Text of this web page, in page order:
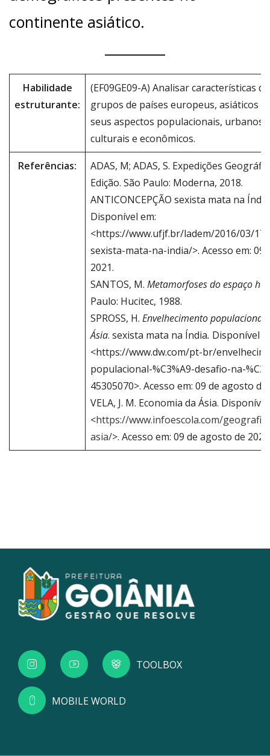
continente asiático.
Habilidade
estruturante:
(EF09GE09-A) Analisar características
grupos de países europeus, asiáticos e
seus aspectos populacionais, urbanos,
culturais e econômicos.
Referências:
ADAS, M; ADAS, S. Expedições
Edição. São Paulo: Moderna, 2018.
ANTICONCEPÇÃO sexista mata na
Disponível em:
<https://www.ufjf.br/ladem/2016/03/
sexista-mata-na-india/>. Acesso em: 09
2021.
SANTOS, M. Metamorfoses do espaço
Paulo: Hucitec, 1988.
SPROSS, H. Envelhecimento populacional
Ásia. sexista mata na Índia. Disponível
<https://www.dw.com/pt-br/
populacional-%C3%A9-desafio-na-
45305070>. Acesso em: 09 de agosto de
VELA, J. M. Economia da Ásia.
<https://www.infoescola.com/
asia/>. Acesso em: 09 de agosto de
TOOLBOX
MOBILE WORLD